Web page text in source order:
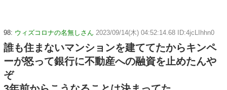
98: ウィズコロナの名無しさん 2023/09/14(木) 04:52:14.68 ID:4jcLIhhn0
誰も住まないマンションを建ててたからキンペ
ーが怒って銀行に不動産への融資を止めたんや
ぞ